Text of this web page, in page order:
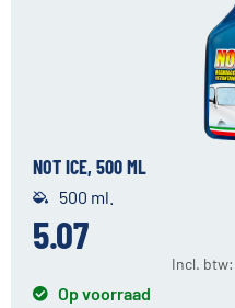
NOT ICE, 500 ML
500 ml.
5.07
Incl. btw:
Op voorraad